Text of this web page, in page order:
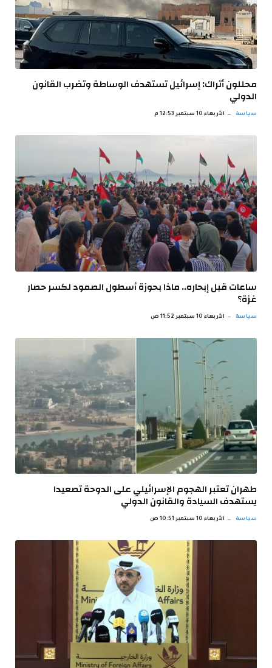
محللون أتراك: إسرائيل تستهدف الوساطة وتضرب القانون
الدولي
سياسة الأربعاء 10 سبتمبر 12:53 م
ساعات قبل إبحاره.. ماذا بحوزة أسطول الصمود لكسر حصار
غزة؟
سياسة الأربعاء 10 سبتمبر 11:52 ص
طهران تعتبر الهجوم الإسرائيلي على الدوحة تصعيدا
يستهدف السيادة والقانون الدولي
سياسة الأربعاء 10 سبتمبر 10:51 ص